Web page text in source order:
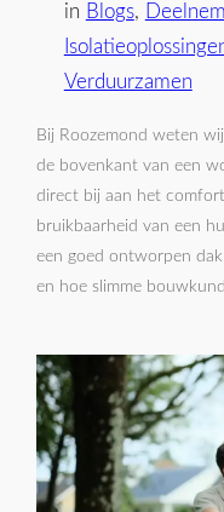
in Blogs,
Verduurzamen
Bij Roozemond weten
de bovenkant van een
direct bij aan het
bruikbaarheid van een
een goed ontworpen
en hoe slimme